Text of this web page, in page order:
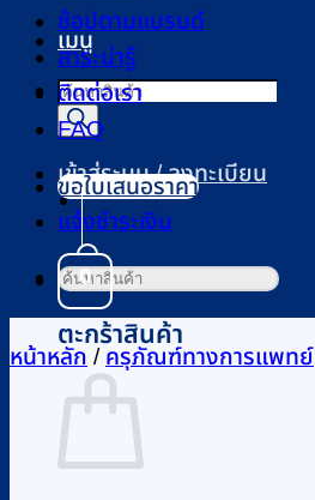
เมนู
Products
search
เข้าสู่ระบบ / ลงทะเบียน
0
ตะกร้าสินค้า
ช้อปตามแบรนด์
สาระน่ารู้
ติดต่อเรา
FAQ
ขอใบเสนอราคา
แจ้งชำระเงิน
ค้นหา:
หน้าหลัก / ครุภัณฑ์ทางการแพทย์